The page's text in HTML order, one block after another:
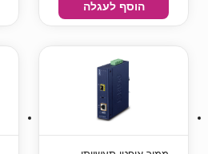
הוסף לעגלה